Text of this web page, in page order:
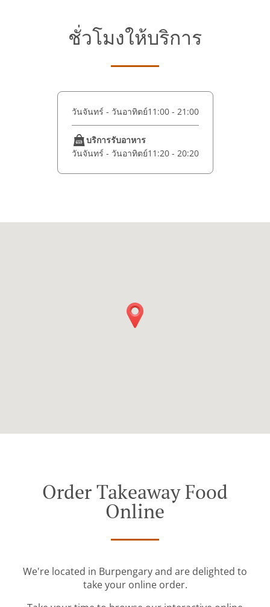
ชั่วโมงให้บริการ
วันจันทร์ - วันอาทิตย์11:00 - 21:00
บริการรับอาหาร
วันจันทร์ - วันอาทิตย์11:20 - 20:20
Order Takeaway Food
Online
We're located in Burpengary and are delighted to
take your online order.